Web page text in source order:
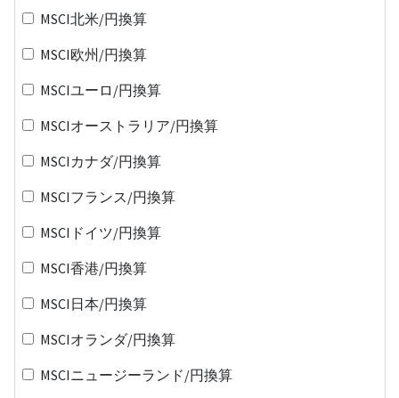
MSCI北米/円換算
MSCI欧州/円換算
MSCIユーロ/円換算
MSCIオーストラリア/円換算
MSCIカナダ/円換算
MSCIフランス/円換算
MSCIドイツ/円換算
MSCI香港/円換算
MSCI日本/円換算
MSCIオランダ/円換算
MSCIニュージーランド/円換算